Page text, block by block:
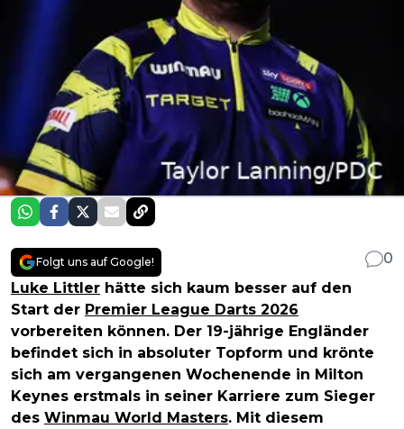
Folgt uns auf Google!
0
Luke Littler hätte sich kaum besser auf den
Start der Premier League Darts 2026
vorbereiten können. Der 19-jährige Engländer
befindet sich in absoluter Topform und krönte
sich am vergangenen Wochenende in Milton
Keynes erstmals in seiner Karriere zum Sieger
des Winmau World Masters. Mit diesem